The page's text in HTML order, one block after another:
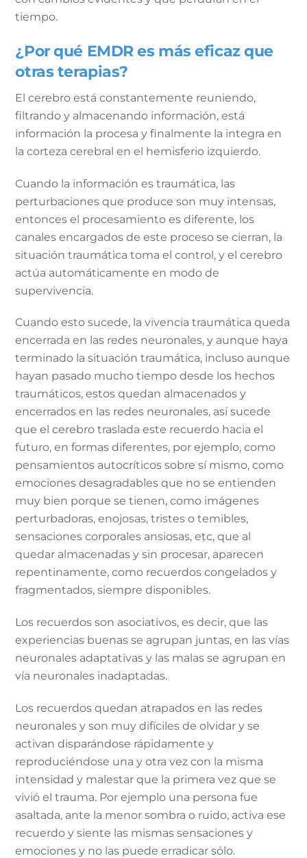
tiempo.
¿Por qué EMDR es más eficaz que
otras terapias?
El cerebro está constantemente reuniendo,
filtrando y almacenando información, está
información la procesa y finalmente la integra en
la corteza cerebral en el hemisferio izquierdo.
Cuando la información es traumática, las
perturbaciones que produce son muy intensas,
entonces el procesamiento es diferente, los
canales encargados de este proceso se cierran, la
situación traumática toma el control, y el cerebro
actúa automáticamente en modo de
supervivencia.
Cuando esto sucede, la vivencia traumática queda
encerrada en las redes neuronales, y aunque haya
terminado la situación traumática, incluso aunque
hayan pasado mucho tiempo desde los hechos
traumáticos, estos quedan almacenados y
encerrados en las redes neuronales, así sucede
que el cerebro traslada este recuerdo hacia el
futuro, en formas diferentes, por ejemplo, como
pensamientos autocríticos sobre sí mismo, como
emociones desagradables que no se entienden
muy bien porque se tienen, como imágenes
perturbadoras, enojosas, tristes o temibles,
sensaciones corporales ansiosas, etc, que al
quedar almacenadas y sin procesar, aparecen
repentinamente, como recuerdos congelados y
fragmentados, siempre disponibles.
Los recuerdos son asociativos, es decir, que las
experiencias buenas se agrupan juntas, en las vías
neuronales adaptativas y las malas se agrupan en
vía neuronales inadaptadas.
Los recuerdos quedan atrapados en las redes
neuronales y son muy difíciles de olvidar y se
activan disparándose rápidamente y
reproduciéndose una y otra vez con la misma
intensidad y malestar que la primera vez que se
vivió el trauma. Por ejemplo una persona fue
asaltada, ante la menor sombra o ruido, activa ese
recuerdo y siente las mismas sensaciones y
emociones y no las puede erradicar sólo.